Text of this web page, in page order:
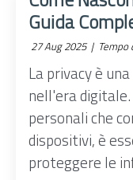
Guida
27 Aug 2025 |
La privacy è
nell'era
personali che
dispositivi, è
proteggere le